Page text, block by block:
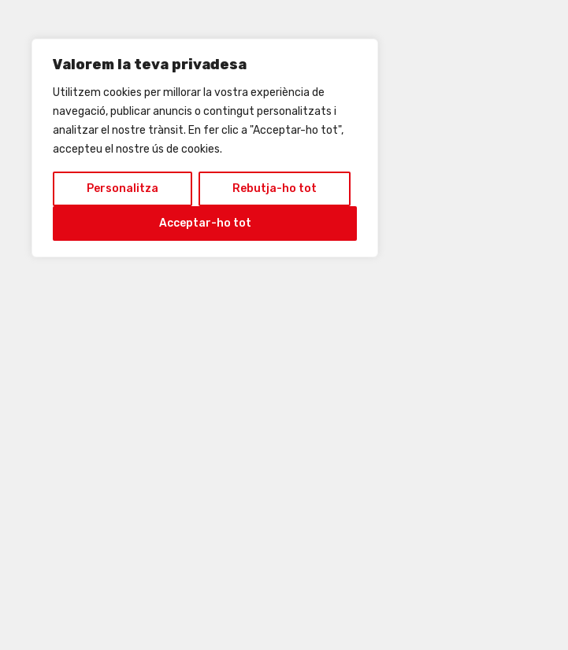
Valorem la teva privadesa
Utilitzem cookies per millorar la vostra experiència de
navegació, publicar anuncis o contingut personalitzats i
analitzar el nostre trànsit. En fer clic a "Acceptar-ho tot",
accepteu el nostre ús de cookies.
Personalitza Rebutja-ho tot
Acceptar-ho tot